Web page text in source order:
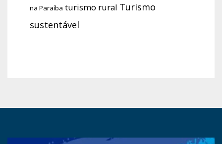
na Paraíba turismo rural Turismo
sustentável